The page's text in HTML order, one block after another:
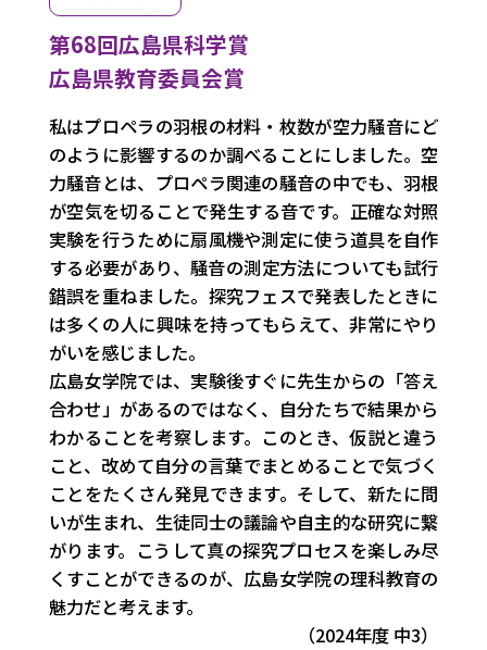
第68回広島県科学賞
広島県教育委員会賞
私はプロペラの羽根の材料・枚数が空力騒音にど
のように影響するのか調べることにしました。空
力騒音とは、プロペラ関連の騒音の中でも、羽根
が空気を切ることで発生する音です。正確な対照
実験を行うために扇風機や測定に使う道具を自作
する必要があり、騒音の測定方法についても試行
錯誤を重ねました。探究フェスで発表したときに
は多くの人に興味を持ってもらえて、非常にやり
がいを感じました。
広島女学院では、実験後すぐに先生からの「答え
合わせ」があるのではなく、自分たちで結果から
わかることを考察します。このとき、仮説と違う
こと、改めて自分の言葉でまとめることで気づく
ことをたくさん発見できます。そして、新たに問
いが生まれ、生徒同士の議論や自主的な研究に繋
がります。こうして真の探究プロセスを楽しみ尽
くすことができるのが、広島女学院の理科教育の
魅力だと考えます。
（2024年度 中3）